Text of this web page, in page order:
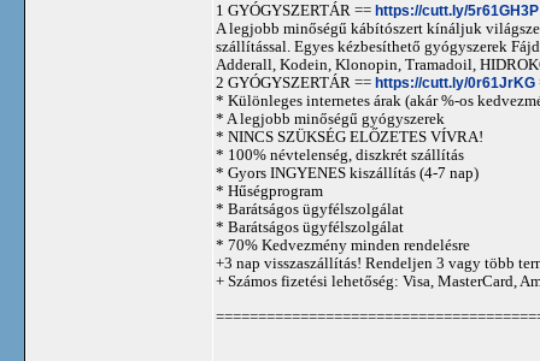
1 GYÓGYSZERTÁR == https://cutt.ly/5r61GH3P
A legjobb minőségű kábítószert kínáljuk
szállítással. Egyes kézbesíthető gyógyszerek
Adderall, Kodein, Klonopin, Tramadoil,
2 GYÓGYSZERTÁR == https://cutt.ly/0r61JrKG
* Különleges internetes árak (akár %-os
* A legjobb minőségű gyógyszerek
* NINCS SZÜKSÉG ELŐZETES VÍVRA!
* 100% névtelenség, diszkrét szállítás
* Gyors INGYENES kiszállítás (4-7 nap)
* Hűségprogram
* Barátságos ügyfélszolgálat
* Barátságos ügyfélszolgálat
* 70% Kedvezmény minden rendelésre
+3 nap visszaszállítás! Rendeljen 3 vagy több
+ Számos fizetési lehetőség: Visa, MasterCard,